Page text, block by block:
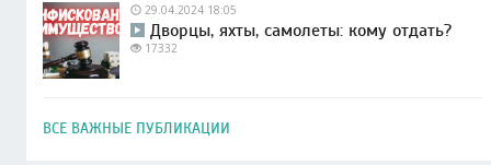
29.04.2024 18:05
Дворцы, яхты, самолеты: кому отдать?
17332
ВСЕ ВАЖНЫЕ ПУБЛИКАЦИИ